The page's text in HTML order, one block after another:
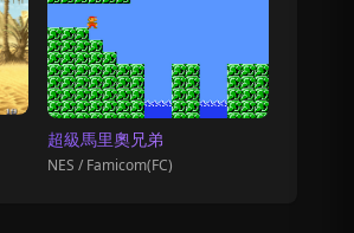
超級馬里奧兄弟
NES / Famicom(FC)